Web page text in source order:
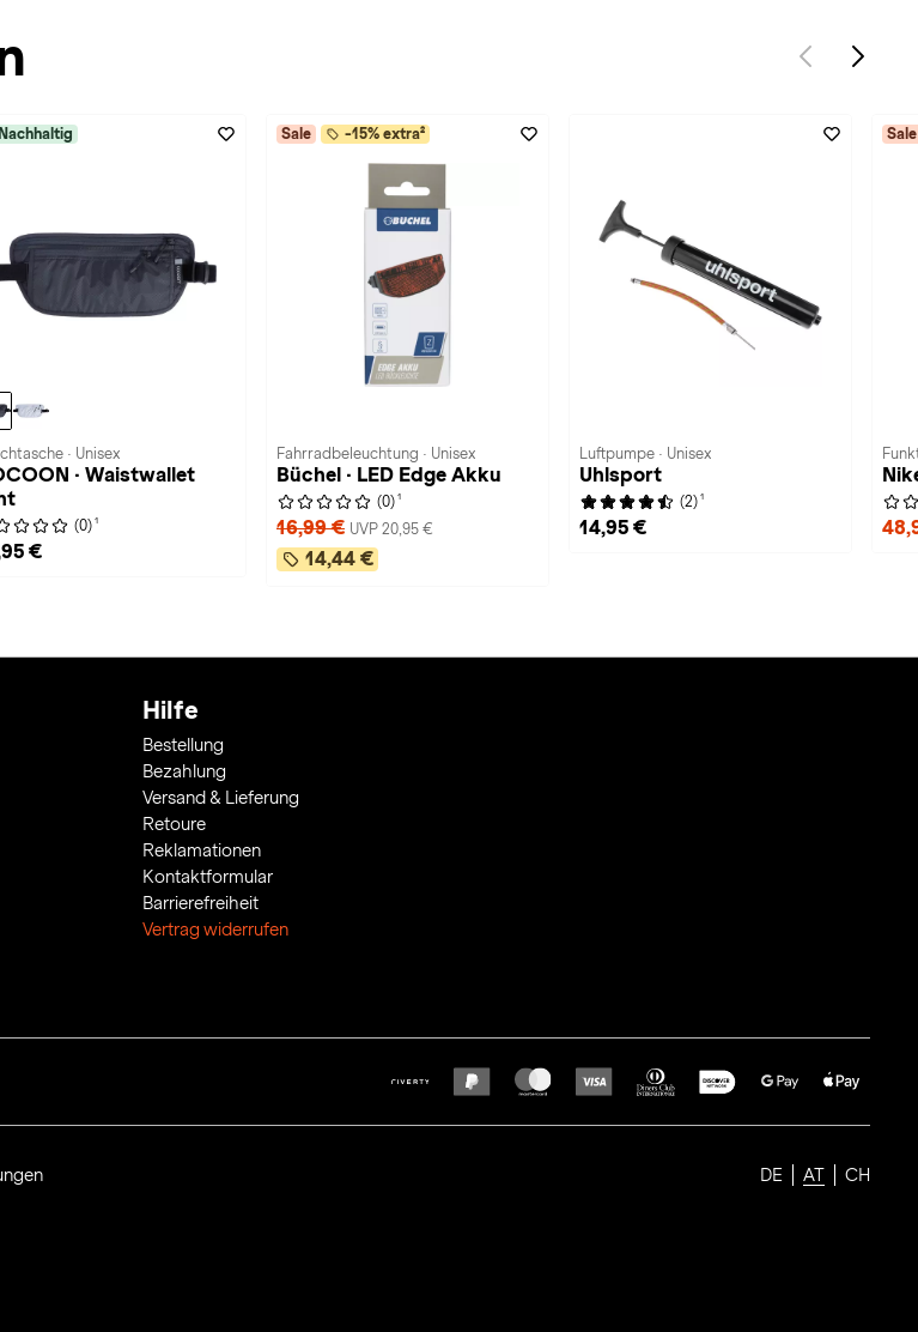
Nachhaltig
· Unisex
· Waistwallet
(0) 1
€
Sale -15% extra²
Fahrradbeleuchtung · Unisex
Büchel · LED Edge Akku
(0) 1
16,99 € UVP 20,95 €
14,44 €
Luftpumpe · Unisex
Uhlsport
(2) 1
14,95 €
Sale
Hilfe
Bestellung
Bezahlung
Versand & Lieferung
Retoure
Reklamationen
Kontaktformular
Barrierefreiheit
Vertrag widerrufen
DE AT CH